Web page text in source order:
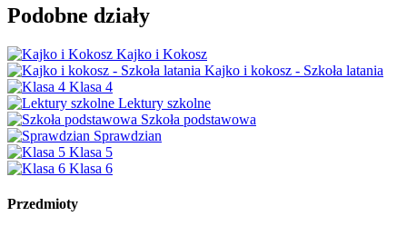
Podobne działy
Kajko i Kokosz
Kajko i kokosz - Szkoła latania
Klasa 4
Lektury szkolne
Szkoła podstawowa
Sprawdzian
Klasa 5
Klasa 6
Przedmioty